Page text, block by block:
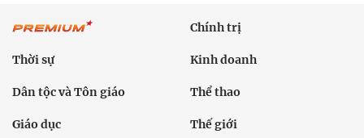
Chính trị
Thời sự Kinh doanh
Dân tộc và Tôn giáo Thể thao
Giáo dục Thế giới